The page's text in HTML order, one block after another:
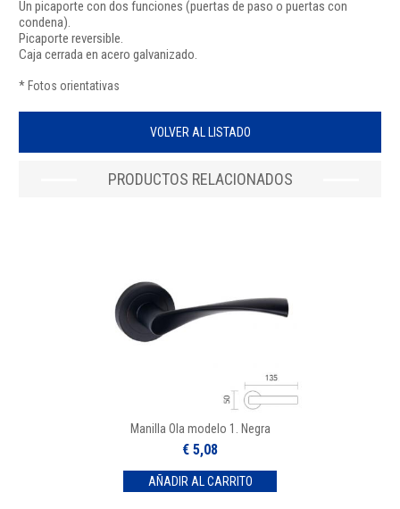
Un picaporte con dos funciones (puertas de paso o puertas con
condena).
Picaporte reversible.
Caja cerrada en acero galvanizado.
* Fotos orientativas
VOLVER AL LISTADO
PRODUCTOS RELACIONADOS
Manilla Ola modelo 1. Negra
€ 5,08